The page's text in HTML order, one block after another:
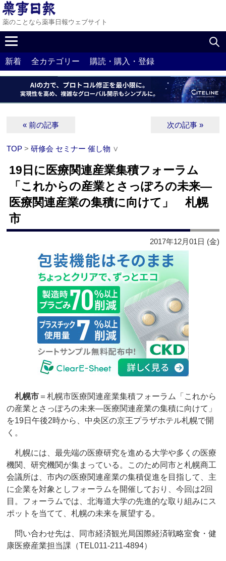
薬のことなら薬事日報ウェブサイト
新着 全カテゴリー 購読・購入・登録
« 前の記事 次の記事 »
TOP >研修会 セミナー 催し物 ∨
19日に医療関連産業集積フォーラム
「これからの産業とさっぽろの未来―
医療関連産業の集積に向けて」 札幌
市
2017年12月01日 (金)
札幌市 ＝札幌市医療関連産業集積フォーラム「これから
の産業とさっぽろの未来―医療関連産業の集積に向けて」
を19日午後2時から、中央区の京王プラザホテル札幌で開
く。
札幌には、最先端の医療研究を進める大学や多くの医療
機関、研究機関が集まっている。このため同市と札幌商工
会議所は、市内の医療関連産業の集積促進を目指して、主
に企業を対象としフォーラムを開催しており、今回は2回
目。フォーラムでは、北海道大学の先進的な取り組みにス
ポットを当てて、札幌の未来を展望する。
問い合わせ先は、同市経済観光局国際経済戦略室食・健
康医療産業担当課（TEL011-211-4894）